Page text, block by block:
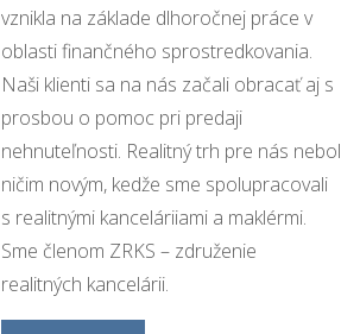
vznikla na základe dlhoročnej práce v
oblasti finančného sprostredkovania.
Naši klienti sa na nás začali obracať aj s
prosbou o pomoc pri predaji
nehnuteľnosti. Realitný trh pre nás nebol
ničim novým, kedže sme spolupracovali
s realitnými kanceláriiami a maklérmi.
Sme členom ZRKS – združenie
realitných kancelárii.